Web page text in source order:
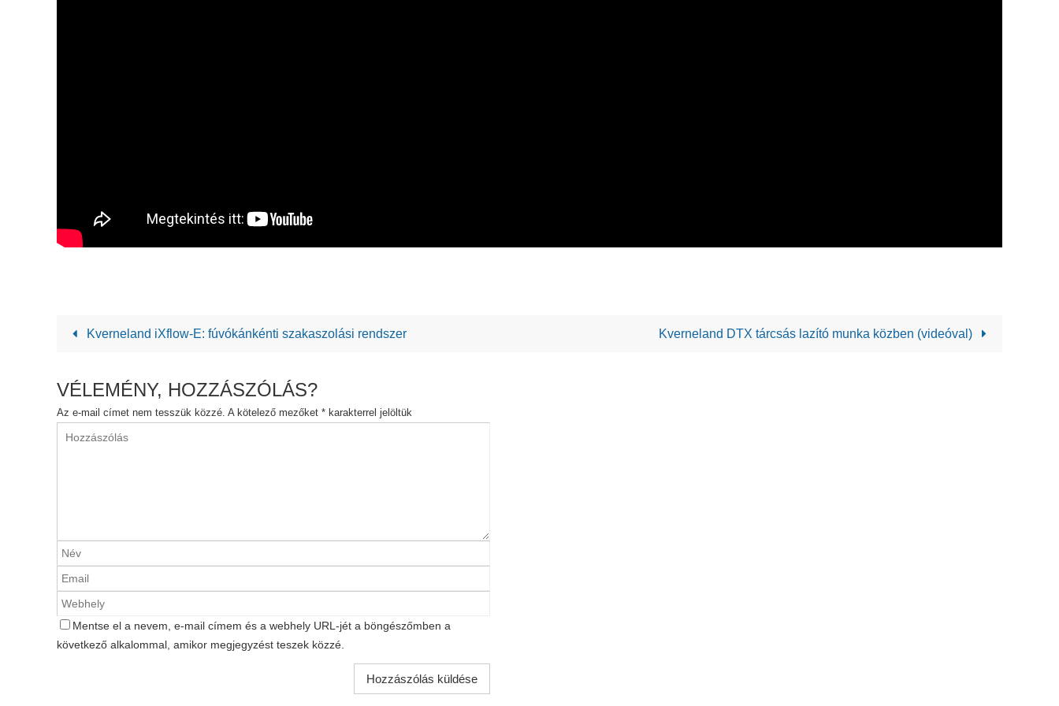
Kverneland iXflow-E: fúvókánkénti szakaszolási rendszer Kverneland DTX tárcsás lazító munka közben (videóval)
VÉLEMÉNY, HOZZÁSZÓLÁS?
Az e-mail címet nem tesszük közzé. A kötelező mezőket * karakterrel jelöltük
Mentse el a nevem, e-mail címem és a webhely URL-jét a böngészőmben a
következő alkalommal, amikor megjegyzést teszek közzé.